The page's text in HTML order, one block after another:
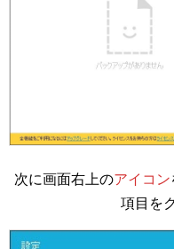
次に画面右上のアイコン
項目を